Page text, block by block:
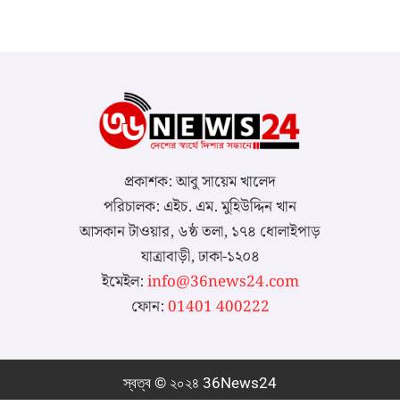
প্রকাশক: আবু সায়েম খালেদ
পরিচালক: এইচ. এম. মুহিউদ্দিন খান
আসকান টাওয়ার, ৬ষ্ঠ তলা, ১৭৪ ধোলাইপাড়
যাত্রাবাড়ী, ঢাকা-১২০৪
ইমেইল:info@36news24.com
ফোন:01401 400222
স্বত্ব © ২০২৪ 36News24